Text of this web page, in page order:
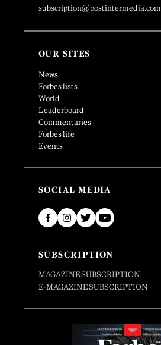
subscription@postintermedia.com
OUR SITES
News
Forbes lists
World
Leaderboard
Commentaries
Forbes life
Events
SOCIAL MEDIA
SUBSCRIPTION
MAGAZINE SUBSCRIPTION
E-MAGAZINE SUBSCRIPTION